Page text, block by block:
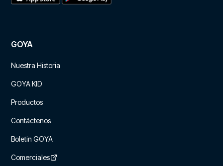
GOYA
Nuestra Historia
GOYA KID
Productos
Contáctenos
Boletin GOYA
Comerciales